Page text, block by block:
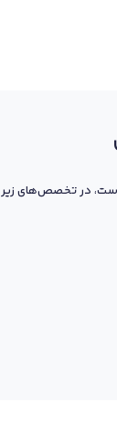
در تخصص‌های زیر